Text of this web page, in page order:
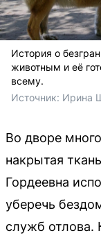
История о
животным и её
всему.
Источник: Ирина
Во дворе
накрытая
Гордеевна
уберечь
служб отлова.